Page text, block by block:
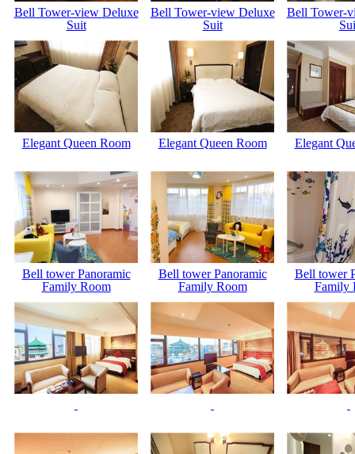
Bell Tower-view Deluxe
Suit
Bell Tower-view Deluxe
Suit
Bell Tower-
Elegant Queen Room Elegant Queen Room Elegant
Bell tower Panoramic
Family Room
Bell tower Panoramic
Family Room
Bell tower
Family